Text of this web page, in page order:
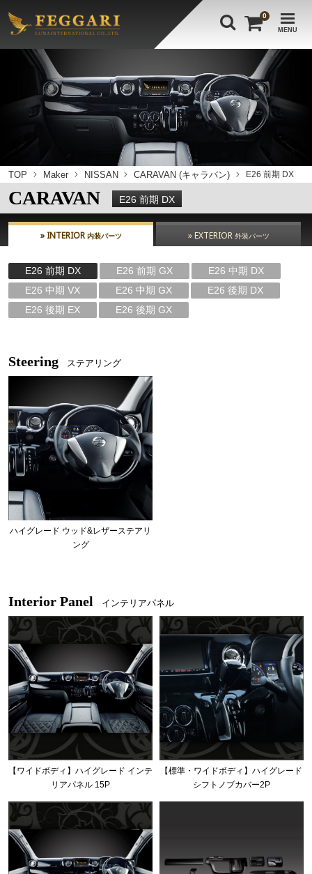
MENU
0
TOP Maker NISSAN CARAVAN (キャラバン) E26 前期 DX
CARAVAN E26 前期 DX
» INTERIOR 内装パーツ » EXTERIOR 外装パーツ
E26 前期 DX E26 前期 GX
E26 中期 DX
E26 中期 VX
E26 中期 GX
E26 後期 DX
E26 後期 EX
E26 後期 GX
Steering ステアリング
ハイグレード ウッド&レザーステアリ
ング
Interior Panel インテリアパネル
【ワイドボディ】ハイグレード インテ
リアパネル 15P
【標準・ワイドボディ】ハイグレード
シフトノブカバー2P